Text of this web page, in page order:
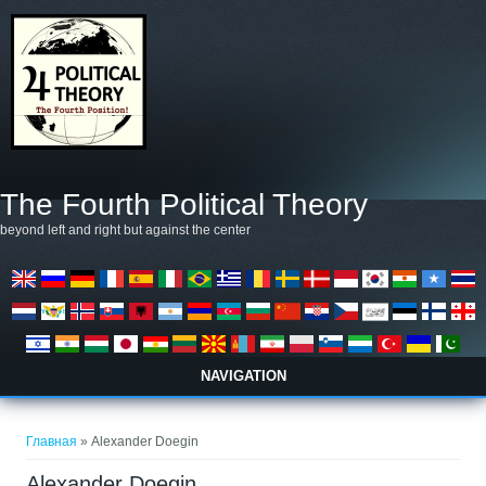
The Fourth Political Theory
beyond left and right but against the center
NAVIGATION
Главная » Alexander Doegin